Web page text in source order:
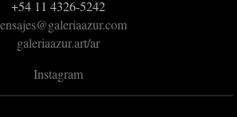
+54 11 4326-5242
galeriaazur.art/ar
Instagram